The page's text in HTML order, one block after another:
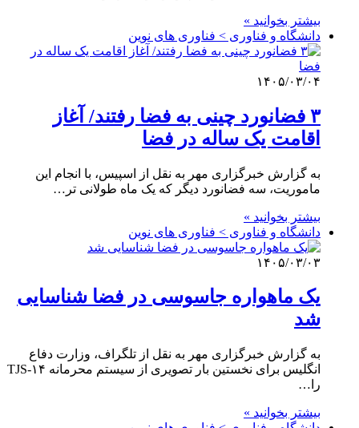
بیشتر بخوانید »
دانشگاه و فناوری > فناوری های نوین
۱۴۰۵/۰۳/۰۴
۳ فضانورد چینی به فضا رفتند/ آغاز
اقامت یک ساله در فضا
به گزارش خبرگزاری مهر به نقل از اسپیس، با انجام این
ماموریت، سه فضانورد دیگر که یک ماه طولانی تر…
بیشتر بخوانید »
دانشگاه و فناوری > فناوری های نوین
۱۴۰۵/۰۳/۰۳
یک ماهواره جاسوسی در فضا شناسایی
شد
به گزارش خبرگزاری مهر به نقل از تلگراف، وزارت دفاع
انگلیس برای نخستین بار تصویری از سیستم محرمانه TJS-۱۴
را…
بیشتر بخوانید »